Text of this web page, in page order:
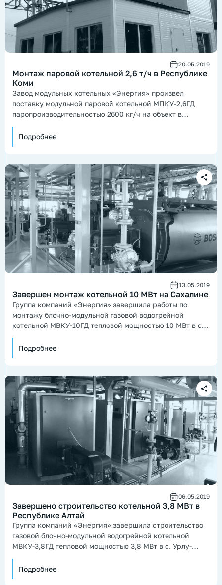
20.05.2019
Монтаж паровой котельной 2,6 т/ч в Республике
Коми
Завод модульных котельных «Энергия» произвел
поставку модульной паровой котельной МПКУ-2,6ГД
паропроизводительностью 2600 кг/ч на объект в
Подробнее
13.05.2019
Завершен монтаж котельной 10 МВт на Сахалине
Группа компаний «Энергия» завершила работы по
монтажу блочно-модульной газовой водогрейной
котельной МВКУ-10ГД тепловой мощностью 10 МВт в с.
Подробнее
06.05.2019
Завершено строительство котельной 3,8 МВт в
Республике Алтай
Группа компаний «Энергия» завершила строительство
газовой блочно-модульной водогрейной котельной
МВКУ-3,8ГД тепловой мощностью 3,8 МВт в с. Урлу-
Подробнее